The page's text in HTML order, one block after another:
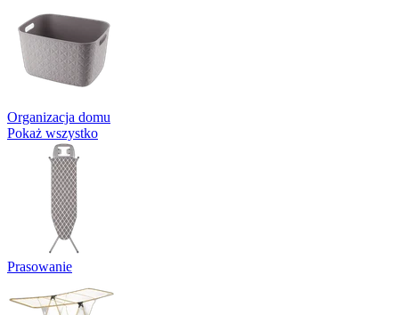
Organizacja domu
Pokaż wszystko
Prasowanie